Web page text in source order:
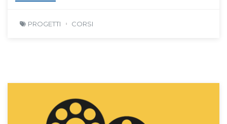
PROGETTI CORSI